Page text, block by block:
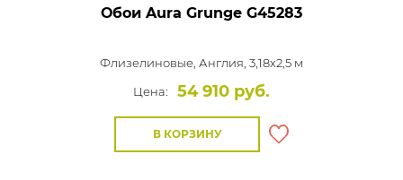
Обои Aura Grunge G45283
Флизелиновые, Англия, 3,18x2,5 м
Цена:
54 910 руб.
В КОРЗИНУ